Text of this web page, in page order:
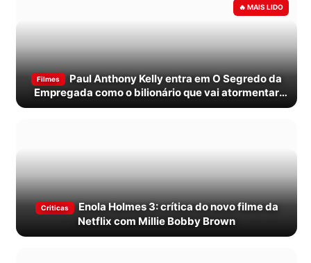
Filmes
Paul Anthony Kelly entra em O Segredo da
Empregada como o bilionário que vai atormentar
Millie
Criticas
Enola Holmes 3: crítica do novo filme da
Netflix com Millie Bobby Brown